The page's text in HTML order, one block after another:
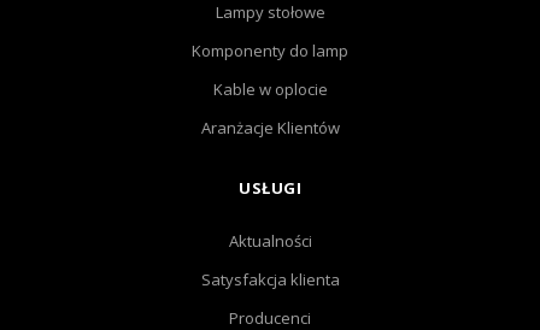
Lampy stołowe
Komponenty do lamp
Kable w oplocie
Aranżacje Klientów
USŁUGI
Aktualności
Satysfakcja klienta
Producenci